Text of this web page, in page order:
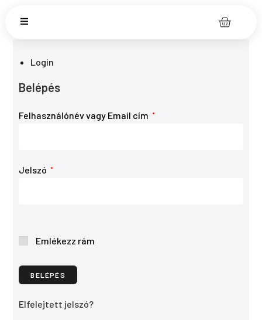
Login
Belépés
Felhasználónév vagy Email cím *
Jelszó *
Emlékezz rám
BELÉPÉS
Elfelejtett jelszó?